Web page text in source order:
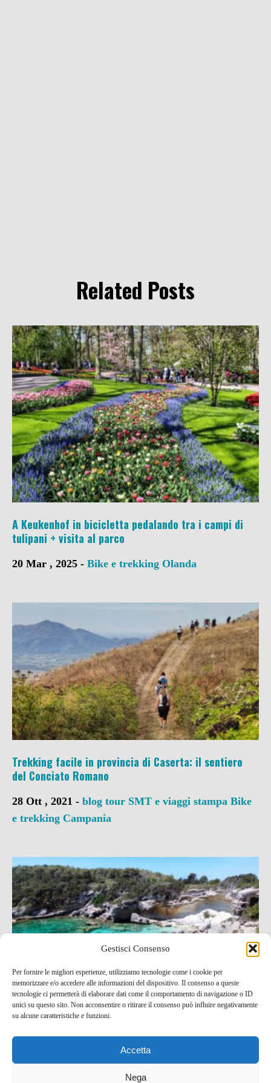
Gestisci Consenso
Per fornire le migliori esperienze, utilizziamo tecnologie come i cookie per
memorizzare e/o accedere alle informazioni del dispositivo. Il consenso a queste
tecnologie ci permetterà di elaborare dati come il comportamento di navigazione o ID
unici su questo sito. Non acconsentire o ritirare il consenso può influire negativamente
su alcune caratteristiche e funzioni.
Accetta
Nega
Related Posts
A Keukenhof in bicicletta pedalando tra i campi di
tulipani + visita al parco
20 Mar , 2025 - Bike e trekking Olanda
Trekking facile in provincia di Caserta: il sentiero
del Conciato Romano
28 Ott , 2021 - blog tour SMT e viaggi stampa Bike
e trekking Campania
Escursione trekking a Pianosa con bagno e visita al
paese
Toscana